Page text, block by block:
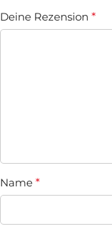
Deine Rezension *
Name *